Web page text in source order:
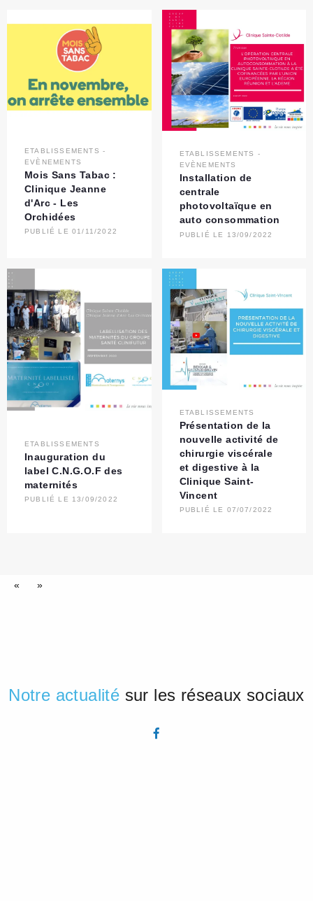
ETABLISSEMENTS -
EVÈNEMENTS
Mois Sans Tabac :
Clinique Jeanne
d'Arc - Les
Orchidées
PUBLIÉ LE 01/11/2022
ETABLISSEMENTS
-
EVÈNEMENTS
Installation de
centrale
photovoltaïque en
auto consommation
PUBLIÉ LE 13/09/2022
ETABLISSEMENTS
Inauguration du
label C.N.G.O.F des
maternités
PUBLIÉ LE 13/09/2022
ETABLISSEMENTS
Présentation de la
nouvelle activité de
chirurgie viscérale
et digestive à la
Clinique Saint-
Vincent
PUBLIÉ LE 07/07/2022
« »
Notre actualité sur les réseaux sociaux